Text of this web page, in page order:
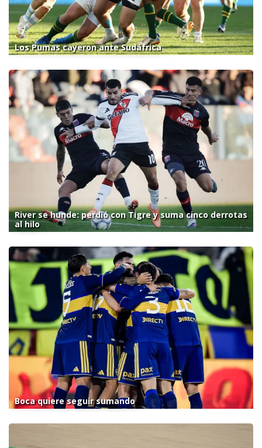
Los Pumas cayeron ante Sudáfrica
River se hunde: perdió con Tigre y suma cinco derrotas
al hilo
Boca quiere seguir sumando